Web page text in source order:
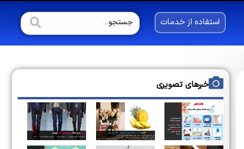
استفاده از خدمات
خبرهای تصویری